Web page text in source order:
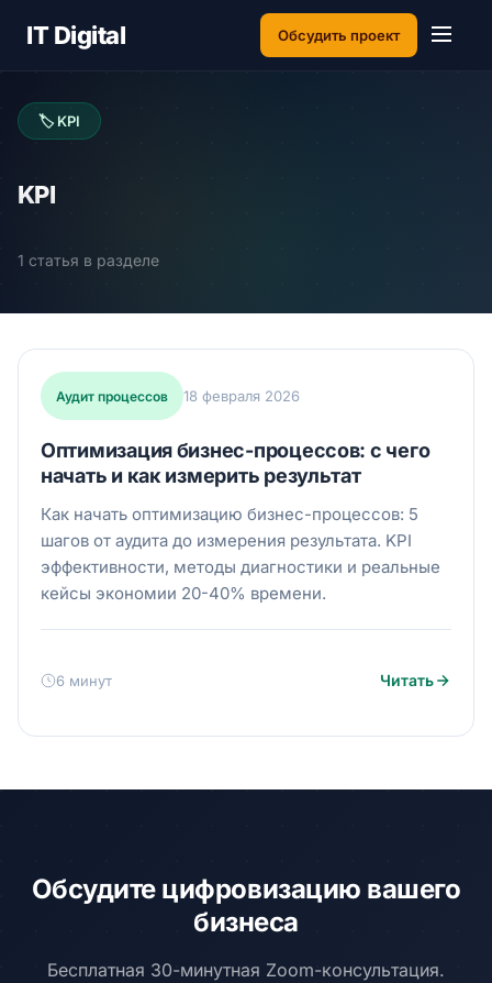
IT Digital Обсудить проект
🏷 KPI
KPI
1 статья в разделе
Аудит процессов 18 февраля 2026
Оптимизация бизнес-процессов: с чего
начать и как измерить результат
Как начать оптимизацию бизнес-процессов: 5
шагов от аудита до измерения результата. KPI
эффективности, методы диагностики и реальные
кейсы экономии 20-40% времени.
6 минут Читать
Обсудите цифровизацию вашего
бизнеса
Бесплатная 30-минутная Zoom-консультация.